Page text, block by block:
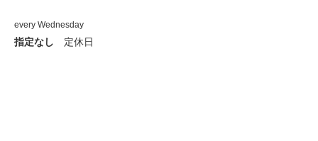
every Wednesday
指定なし 定休日